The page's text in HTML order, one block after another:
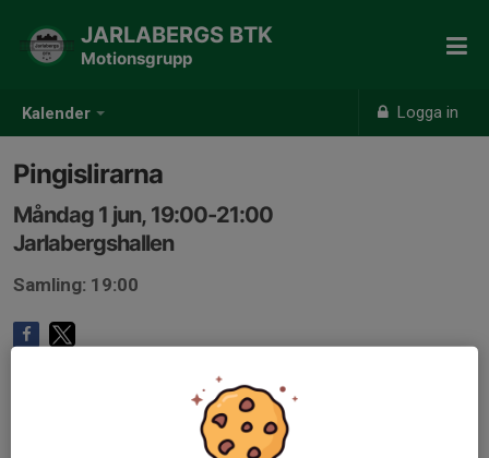
Kalender Logga in
JARLABERGS BTK
Motionsgrupp
Pingislirarna
Måndag 1 jun, 19:00-21:00
Jarlabergshallen
Samling: 19:00